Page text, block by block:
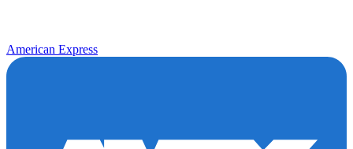
American Express